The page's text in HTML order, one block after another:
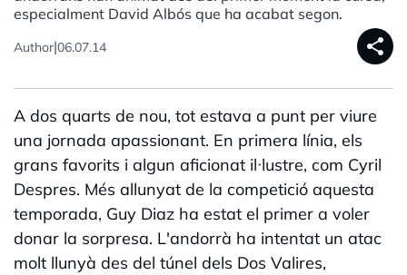
especialment David Albós que ha acabat segon.
Author|06.07.14 share
A dos quarts de nou, tot estava a punt per viure
una jornada apassionant. En primera línia, els
grans favorits i algun aficionat il·lustre, com Cyril
Despres. Més allunyat de la competició aquesta
temporada, Guy Diaz ha estat el primer a voler
donar la sorpresa. L'andorrà ha intentat un atac
molt llunyà des del túnel dels Dos Valires,